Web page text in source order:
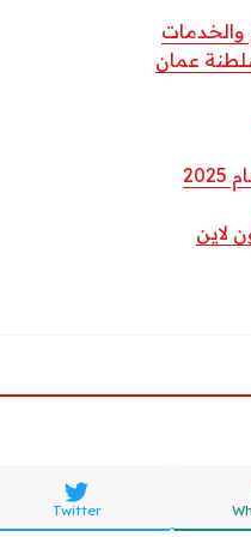
والخدمات
عمان
لاين
Twitter